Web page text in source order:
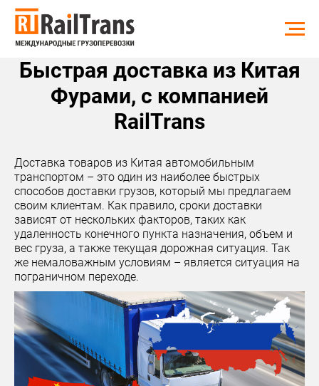
Быстрая доставка из Китая
Фурами, с компанией
RailTrans
Доставка товаров из Китая автомобильным
транспортом – это один из наиболее быстрых
способов доставки грузов, который мы предлагаем
своим клиентам. Как правило, сроки доставки
зависят от нескольких факторов, таких как
удаленность конечного пункта назначения, объем и
вес груза, а также текущая дорожная ситуация. Так
же немаловажным условиям – является ситуация на
пограничном переходе.